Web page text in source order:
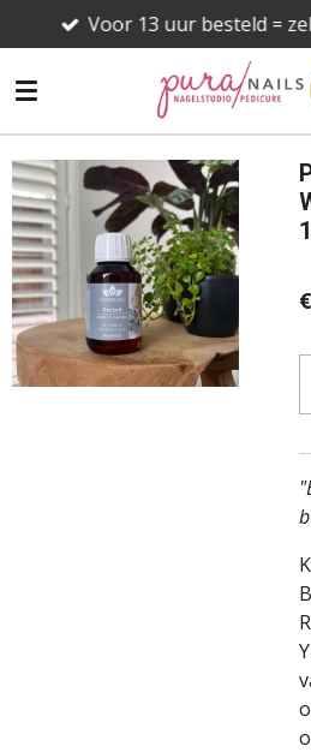
direct
naar
hoofdinhoud
Voor 13 uur besteld =